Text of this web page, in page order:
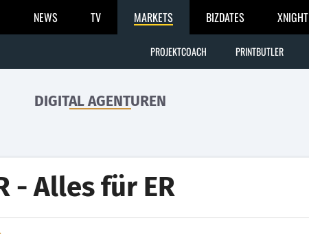
NEWS TV MARKETS BIZDATES XNIGHT
PROJEKTCOACH PRINTBUTLER
DIGITAL AGENTUREN
- Alles für ER